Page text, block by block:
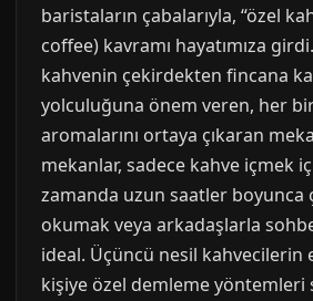
baristaların çabalarıyla, “özel
coffee) kavramı hayatımıza
kahvenin çekirdekten fincana
yolculuğuna önem veren, her
aromalarını ortaya çıkaran
mekanlar, sadece kahve içmek
zamanda uzun saatler boyunca
okumak veya arkadaşlarla
ideal. Üçüncü nesil kahvecilerin
kişiye özel demleme yöntemleri